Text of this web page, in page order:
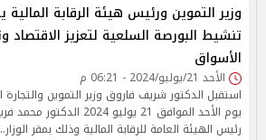
وزير التموين ورئيس هيئة الرقابة المالية
تنشيط البورصة السلعية لتعزيز الاقتصاد
الأسواق
الأحد 21/يوليو/2024 - 06:21 م
استقبل الدكتور شريف فاروق وزير التموين والتجارة
يوم الأحد الموافق 21 يوليو 2024 الدكتور
رئيس الهيئة العامة للرقابة المالية وذلك بمقر